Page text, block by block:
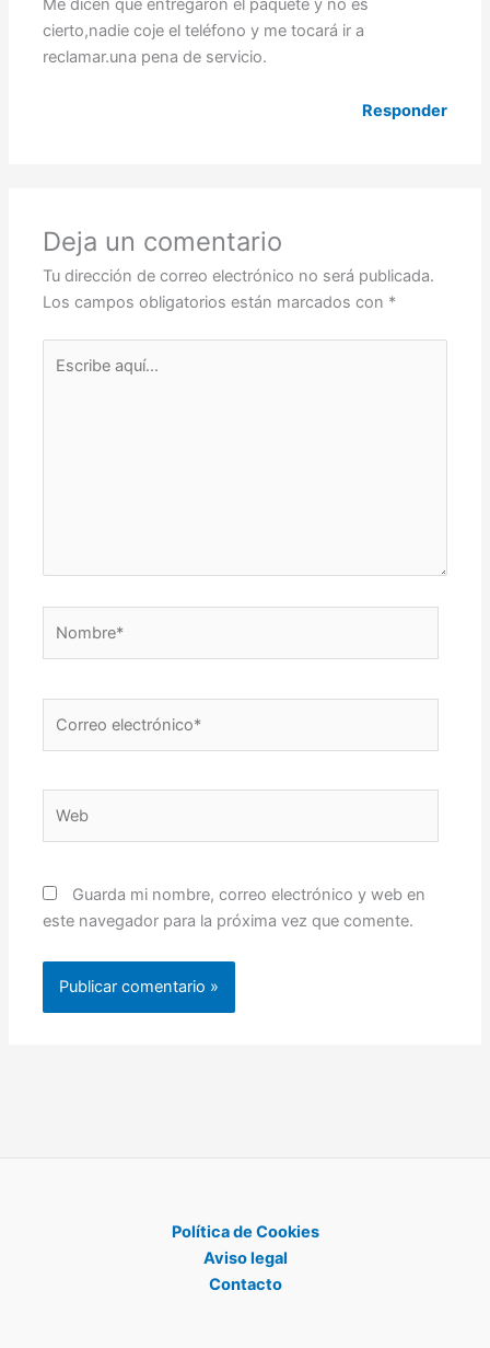
Me dicen que entregaron el paquete y no es
cierto,nadie coje el teléfono y me tocará ir a
reclamar.una pena de servicio.
Responder
Deja un comentario
Tu dirección de correo electrónico no será publicada.
Los campos obligatorios están marcados con *
aquí...
electrónico*
Guarda mi nombre, correo electrónico y web en
este navegador para la próxima vez que comente.
Política de Cookies
Aviso legal
Contacto